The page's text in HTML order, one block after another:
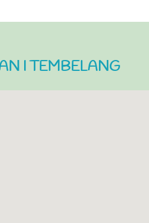
I TEMBELANG